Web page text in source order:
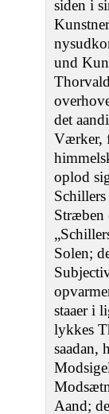
siden i
und
det
Værker,
oplod
Stræben
Solen;
staaer i
lykkes
saadan,
Aand;